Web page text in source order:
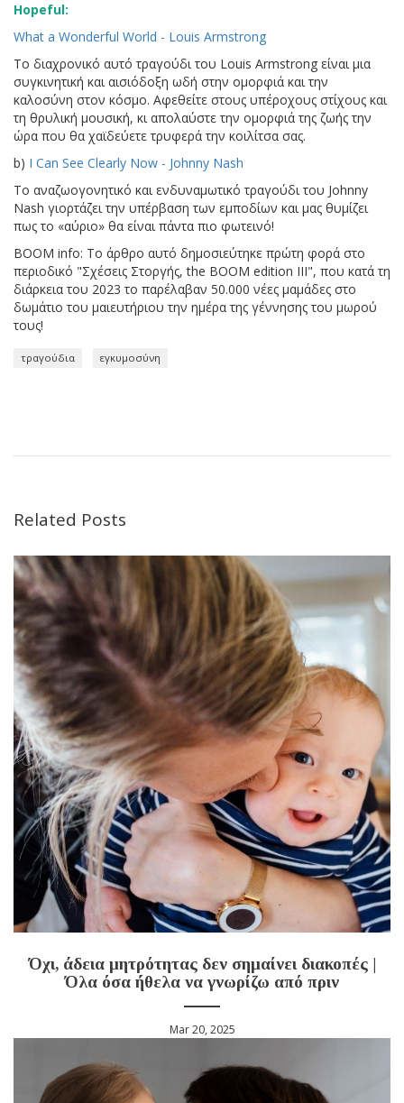
Hopeful:
What a Wonderful World - Louis Armstrong
Το διαχρονικό αυτό τραγούδι του Louis Armstrong είναι μια
συγκινητική και αισιόδοξη ωδή στην ομορφιά και την
καλοσύνη στον κόσμο. Αφεθείτε στους υπέροχους στίχους και
τη θρυλική μουσική, κι απολαύστε την ομορφιά της ζωής την
ώρα που θα χαϊδεύετε τρυφερά την κοιλίτσα σας.
b) I Can See Clearly Now - Johnny Nash
Το αναζωογονητικό και ενδυναμωτικό τραγούδι του Johnny
Nash γιορτάζει την υπέρβαση των εμποδίων και μας θυμίζει
πως το «αύριο» θα είναι πάντα πιο φωτεινό!
BOOM info: Το άρθρο αυτό δημοσιεύτηκε πρώτη φορά στο
περιοδικό "Σχέσεις Στοργής, the BOOM edition ΙΙI", που κατά τη
διάρκεια του 2023 το παρέλαβαν 50.000 νέες µαµάδες στο
δωµάτιο του µαιευτήριου την ημέρα της γέννησης του μωρού
τους!
τραγούδια εγκυμοσύνη
Related Posts
Όχι, άδεια μητρότητας δεν σημαίνει διακοπές |
Όλα όσα ήθελα να γνωρίζω από πριν
Mar 20, 2025